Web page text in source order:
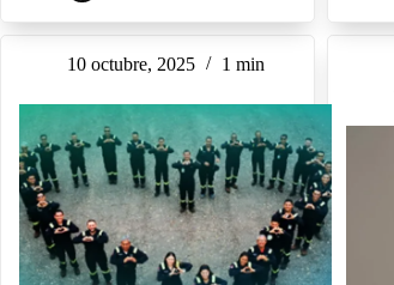
10 octubre, 2025 1 min